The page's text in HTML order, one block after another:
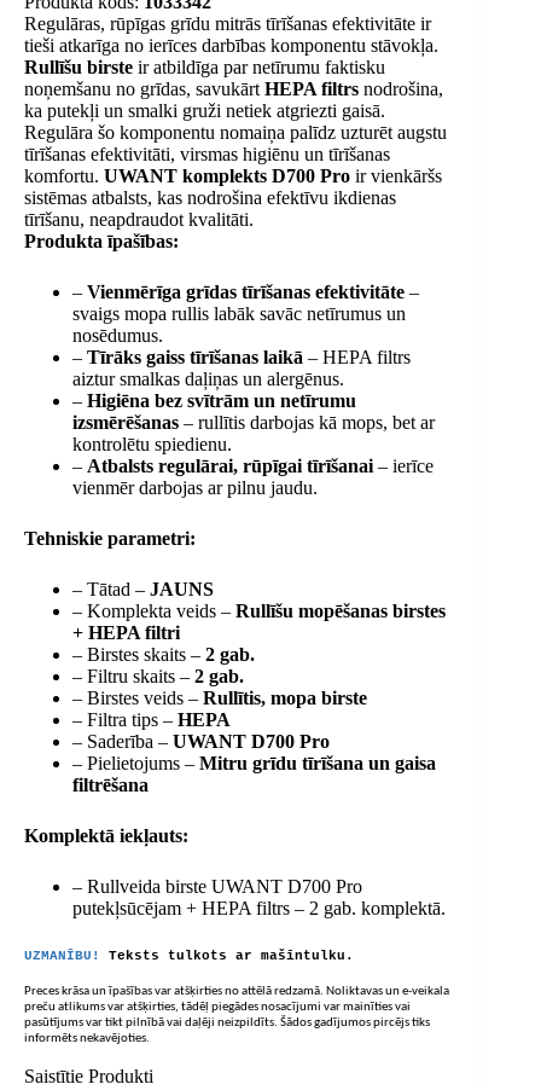
Regulāras, rūpīgas grīdu mitrās tīrīšanas efektivitāte ir
tieši atkarīga no ierīces darbības komponentu stāvokļa.
Rullīšu birste ir atbildīga par netīrumu faktisku
noņemšanu no grīdas, savukārt HEPA filtrs nodrošina,
ka putekļi un smalki gruži netiek atgriezti gaisā.
Regulāra šo komponentu nomaiņa palīdz uzturēt augstu
tīrīšanas efektivitāti, virsmas higiēnu un tīrīšanas
komfortu. UWANT komplekts D700 Pro ir vienkāršs
sistēmas atbalsts, kas nodrošina efektīvu ikdienas
tīrīšanu, neapdraudot kvalitāti.
Produkta īpašības:
– Vienmērīga grīdas tīrīšanas efektivitāte –
svaigs mopa rullis labāk savāc netīrumus un
nosēdumus.
– Tīrāks gaiss tīrīšanas laikā – HEPA filtrs
aiztur smalkas daļiņas un alergēnus.
– Higiēna bez svītrām un netīrumu
izsmērēšanas – rullītis darbojas kā mops, bet ar
kontrolētu spiedienu.
– Atbalsts regulārai, rūpīgai tīrīšanai – ierīce
vienmēr darbojas ar pilnu jaudu.
Tehniskie parametri:
– Tātad – JAUNS
– Komplekta veids – Rullīšu mopēšanas birstes
+ HEPA filtri
– Birstes skaits – 2 gab.
– Filtru skaits – 2 gab.
– Birstes veids – Rullītis, mopa birste
– Filtra tips – HEPA
– Saderība – UWANT D700 Pro
– Pielietojums – Mitru grīdu tīrīšana un gaisa
filtrēšana
Komplektā iekļauts:
– Rullveida birste UWANT D700 Pro
putekļsūcējam + HEPA filtrs – 2 gab. komplektā.
UZMANĪBU! Teksts tulkots ar mašīntulku.
Preces krāsa un īpašības var atšķirties no attēlā redzamā. Noliktavas un e-veikala
preču atlikums var atšķirties, tādēļ piegādes nosacījumi var mainīties vai
pasūtījums var tikt pilnībā vai daļēji neizpildīts. Šādos gadījumos pircējs tiks
informēts nekavējoties.
Saistītie Produkti